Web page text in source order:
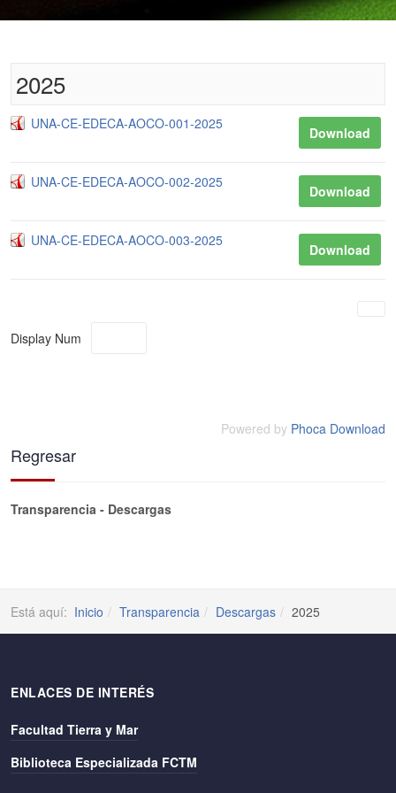
2025
UNA-CE-EDECA-AOCO-001-2025
Download
UNA-CE-EDECA-AOCO-002-2025
Download
UNA-CE-EDECA-AOCO-003-2025
Download
Display Num
Powered by Phoca Download
Regresar
Transparencia - Descargas
Está aquí: Inicio Transparencia Descargas 2025
ENLACES DE INTERÉS
Facultad Tierra y Mar
Biblioteca Especializada FCTM